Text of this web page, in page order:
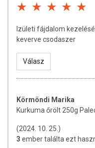
Izületi fájdalom
keverve csodaszer
Válasz
Körmöndi Marika
Kurkuma őrölt 250g
(2024. 10. 25.)
3 ember találta ezt